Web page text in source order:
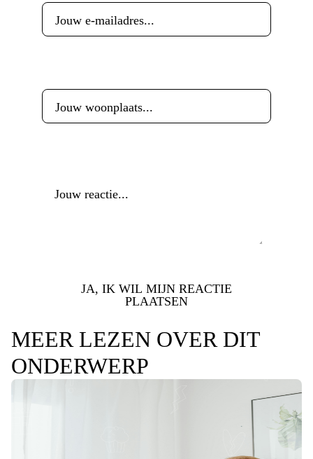
JA, IK WIL MIJN REACTIE
PLAATSEN
MEER LEZEN OVER DIT
ONDERWERP